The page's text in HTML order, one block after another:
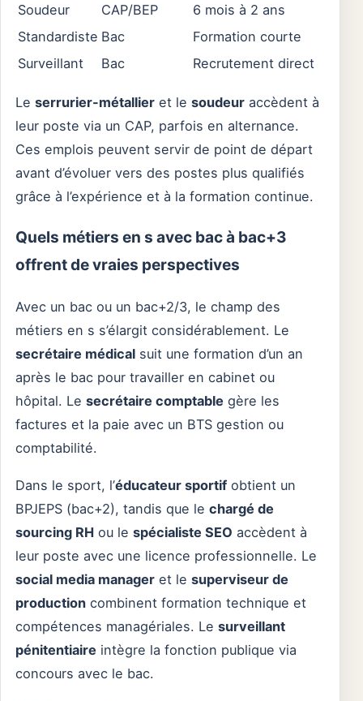
Soudeur
CAP/BEP
6 mois à 2 ans
Standardiste Bac
Formation courte
Surveillant
Bac Recrutement direct
Le serrurier-métallier et le soudeur accèdent à
leur poste via un CAP, parfois en alternance.
Ces emplois peuvent servir de point de départ
avant d’évoluer vers des postes plus qualifiés
grâce à l’expérience et à la formation continue.
Quels métiers en s avec bac à bac+3
offrent de vraies perspectives
Avec un bac ou un bac+2/3, le champ des
métiers en s s’élargit considérablement. Le
secrétaire médical suit une formation d’un an
après le bac pour travailler en cabinet ou
hôpital. Le secrétaire comptable gère les
factures et la paie avec un BTS gestion ou
comptabilité.
Dans le sport, l’éducateur sportif obtient un
BPJEPS (bac+2), tandis que le chargé de
sourcing RH ou le spécialiste SEO accèdent à
leur poste avec une licence professionnelle. Le
social media manager et le superviseur de
production combinent formation technique et
compétences managériales. Le surveillant
pénitentiaire intègre la fonction publique via
concours avec le bac.